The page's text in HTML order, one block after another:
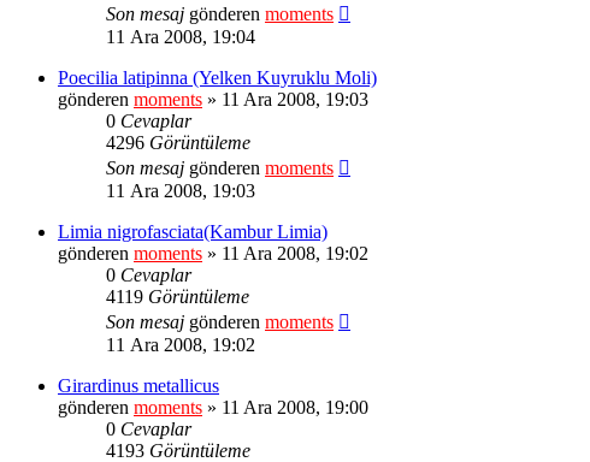
Son mesaj gönderen moments
11 Ara 2008, 19:04
Poecilia latipinna (Yelken Kuyruklu Moli)
gönderen moments » 11 Ara 2008, 19:03
0 Cevaplar
4296 Görüntüleme
Son mesaj gönderen moments
11 Ara 2008, 19:03
Limia nigrofasciata(Kambur Limia)
gönderen moments » 11 Ara 2008, 19:02
0 Cevaplar
4119 Görüntüleme
Son mesaj gönderen moments
11 Ara 2008, 19:02
Girardinus metallicus
gönderen moments » 11 Ara 2008, 19:00
0 Cevaplar
4193 Görüntüleme